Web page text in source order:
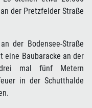
der Pretzfelder Straße
der Bodensee-Straße
eine Baubaracke an der
mal fünf Metern
in der Schutthalde